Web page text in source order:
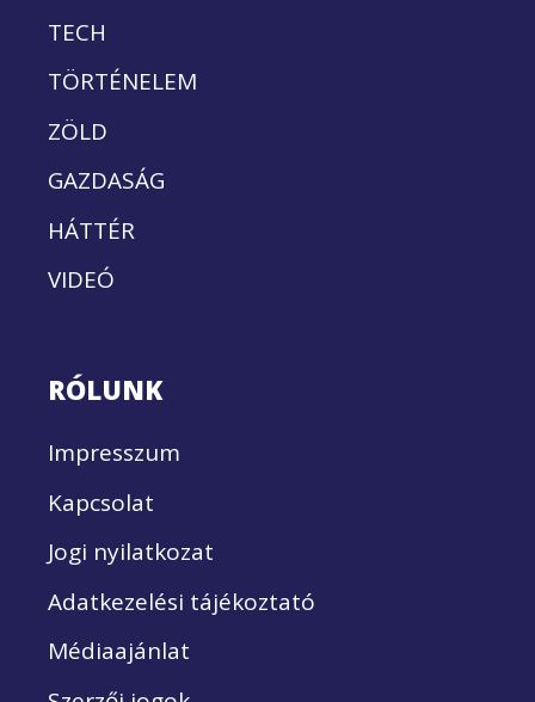
TECH
TÖRTÉNELEM
ZÖLD
GAZDASÁG
HÁTTÉR
VIDEÓ
RÓLUNK
Impresszum
Kapcsolat
Jogi nyilatkozat
Adatkezelési tájékoztató
Médiaajánlat